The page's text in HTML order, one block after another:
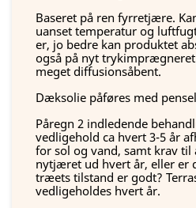
Baseret på ren fyrretjære.
uanset temperatur og
er, jo bedre kan produktet
også på nyt
meget diffusionsåbent.
Dæksolie påføres med
Påregn 2 indledende
vedligehold ca hvert 3-5 år
for sol og vand, samt krav
nytjæret ud hvert år, eller er
træets tilstand er godt?
vedligeholdes hvert år.